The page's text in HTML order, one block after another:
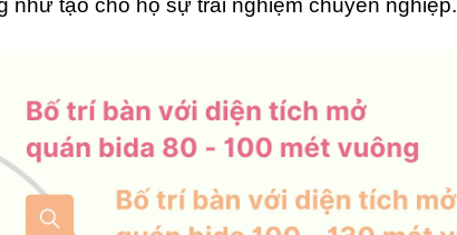
như tạo cho họ sự trải nghiệm chuyên nghiệp.